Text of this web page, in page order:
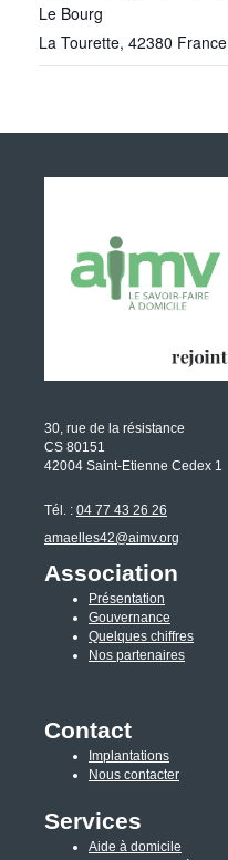
Le Bourg
La Tourette, 42380 France
30, rue de la résistance
CS 80151
42004 Saint-Etienne Cedex 1
Tél. : 04 77 43 26 26
amaelles42@aimv.org
Association
Présentation
Gouvernance
Quelques chiffres
Nos partenaires
Contact
Implantations
Nous contacter
Services
Aide à domicile